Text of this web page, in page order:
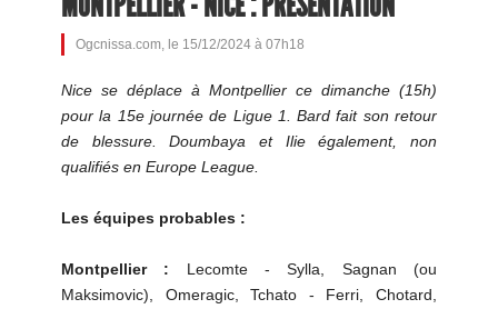
Ogcnissa.com, le 15/12/2024 à 07h18
Nice se déplace à Montpellier ce dimanche (15h)
pour la 15e journée de Ligue 1. Bard fait son retour
de blessure. Doumbaya et Ilie également, non
qualifiés en Europe League.
Les équipes probables :
Montpellier : Lecomte - Sylla, Sagnan (ou
Maksimovic), Omeragic, Tchato - Ferri, Chotard,